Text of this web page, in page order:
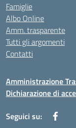
Famiglie
Albo Online
Amm. trasparente
Tutti gli argomenti
Contatti
Amministrazione
Dichiarazione di
Seguici su: